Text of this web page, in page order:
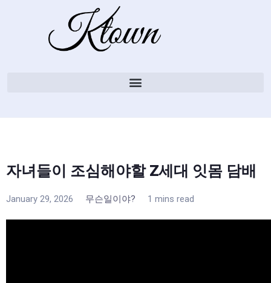
자녀들이 조심해야할 Z세대 잇몸 담배
January 29, 2026 무슨일이야? 1 mins read